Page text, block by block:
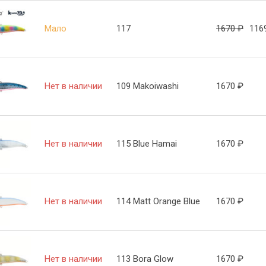
Мало 117 1670₽
Нет в наличии 109 Makoiwashi 1670 ₽
Нет в наличии 115 Blue Hamai 1670 ₽
Нет в наличии 114 Matt Orange Blue 1670 ₽
Нет в наличии 113 Bora Glow 1670 ₽